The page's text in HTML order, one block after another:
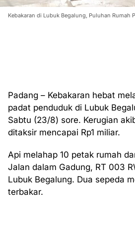
Kebakaran di Lubuk Begalung, Puluhan Rumah
Padang – Kebakaran hebat
padat penduduk di Lubuk
Sabtu (23/8) sore. Kerugian
ditaksir mencapai Rp1 miliar.
Api melahap 10 petak rumah
Jalan dalam Gadung, RT 003
Lubuk Begalung. Dua sepeda
terbakar.